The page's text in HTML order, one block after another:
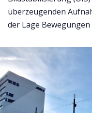
überzeugenden
der Lage